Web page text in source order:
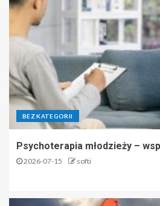
BEZ KATEGORII
Psychoterapia młodzieży –
2026-07-15 softi